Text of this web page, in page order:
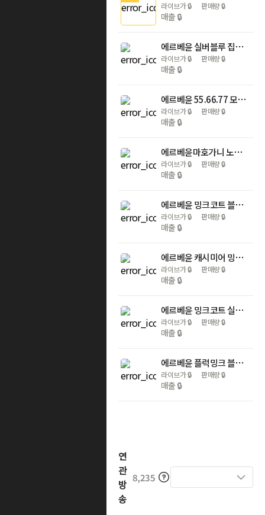
라이브가🔒 판매량🔒
매출 🔒
에르베윤 실버블루 집업 후드숏밍크코트 사가퍼 1등급 55-77사이즈
라이브가🔒 판매량🔒
매출 🔒
에르베윤 55.66.77 모피베스트 렉스 폭스베스트 밍크코트 밍크자켓
라이브가🔒 판매량🔒
매출 🔒
에르베윤마호가니 노카라 오버핏 프리사이즈 밍크코트 휘메일 후드숏밍크자켓 렛아웃 하프기장
라이브가🔒 판매량🔒
매출 🔒
에르베윤 밍크코트 블랙그라마 하이넥 가오리 프리사이즈 88 빅사이즈
라이브가🔒 판매량🔒
매출 🔒
에르베윤 캐시미어 밍크콤비 펄 실버블루 가오리 프리사이즈 빅사이즈
라이브가🔒 판매량🔒
매출 🔒
에르베윤 밍크코트 실버블루 50cm 후드숏자켓 66 77
라이브가🔒 판매량🔒
매출 🔒
에르베윤 플럭밍크 블랙 기본 후드 밍크코트 66 77 에르베모피
라이브가🔒 판매량🔒
매출 🔒
연
관
방
송
8,235